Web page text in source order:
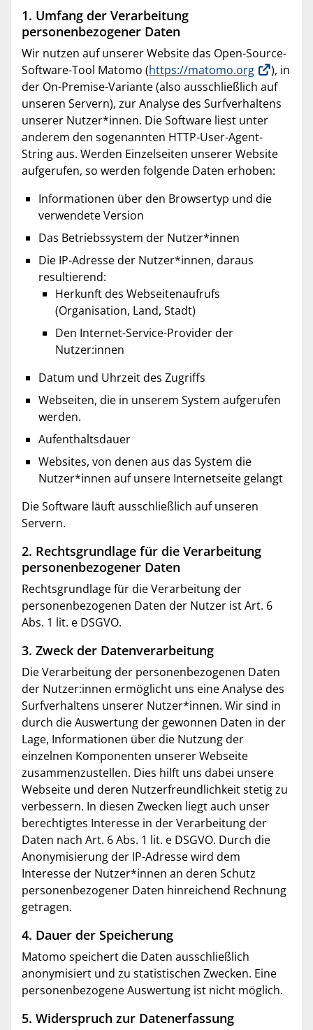
1. Umfang der Verarbeitung
personenbezogener Daten
Wir nutzen auf unserer Website das Open-Source-
Software-Tool Matomo (https://matomo.org
), in
der On-Premise-Variante (also ausschließlich auf
unseren Servern), zur Analyse des Surfverhaltens
unserer Nutzer*innen. Die Software liest unter
anderem den sogenannten HTTP-User-Agent-
String aus. Werden Einzelseiten unserer Website
aufgerufen, so werden folgende Daten erhoben:
Informationen über den Browsertyp und die
verwendete Version
Das Betriebssystem der Nutzer*innen
Die IP-Adresse der Nutzer*innen, daraus
resultierend:
Herkunft des Webseitenaufrufs
(Organisation, Land, Stadt)
Den Internet-Service-Provider der
Nutzer:innen
Datum und Uhrzeit des Zugriffs
Webseiten, die in unserem System aufgerufen
werden.
Aufenthaltsdauer
Websites, von denen aus das System die
Nutzer*innen auf unsere Internetseite gelangt
Die Software läuft ausschließlich auf unseren
Servern.
2. Rechtsgrundlage für die Verarbeitung
personenbezogener Daten
Rechtsgrundlage für die Verarbeitung der
personenbezogenen Daten der Nutzer ist Art. 6
Abs. 1 lit. e DSGVO.
3. Zweck der Datenverarbeitung
Die Verarbeitung der personenbezogenen Daten
der Nutzer:innen ermöglicht uns eine Analyse des
Surfverhaltens unserer Nutzer*innen. Wir sind in
durch die Auswertung der gewonnen Daten in der
Lage, Informationen über die Nutzung der
einzelnen Komponenten unserer Webseite
zusammenzustellen. Dies hilft uns dabei unsere
Webseite und deren Nutzerfreundlichkeit stetig zu
verbessern. In diesen Zwecken liegt auch unser
berechtigtes Interesse in der Verarbeitung der
Daten nach Art. 6 Abs. 1 lit. e DSGVO. Durch die
Anonymisierung der IP-Adresse wird dem
Interesse der Nutzer*innen an deren Schutz
personenbezogener Daten hinreichend Rechnung
getragen.
4. Dauer der Speicherung
Matomo speichert die Daten ausschließlich
anonymisiert und zu statistischen Zwecken. Eine
personenbezogene Auswertung ist nicht möglich.
5. Widerspruch zur Datenerfassung